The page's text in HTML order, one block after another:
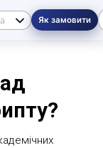
Як замовити